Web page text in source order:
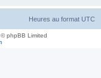
Heures au format UTC
phpBB Limited